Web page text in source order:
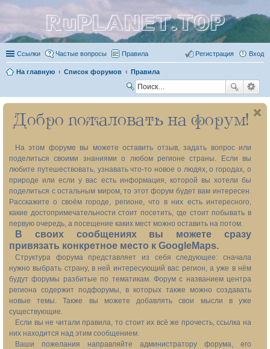
RuPLANET.TOP
Ссылки Частые вопросы Правила Вход
Регистрация
На главную Список форумов Правила
ск
Добро пожаловать на форум!
На этом форуме вы можете оставить отзыв, задать вопрос или
поделиться своими знаниями о любом регионе страны. Если вы
любите путешествовать, узнавать что-то новое о людях, о городах, о
природе или если у вас есть информация, которой вы хотели бы
поделиться с остальным миром, то этот форум будет вам интересен.
Расскажите о своём городе, регионе, что в них есть интересного,
какие достопримечательности стоит посетить, где стоит побывать в
первую очередь, а посещение каких мест можно оставить на потом.
В своих сообщениях вы можете сразу
привязать конкретное место к GoogleMaps.
Структура форума представляет из себя следующее: сначала
нужно выбрать страну, в ней интересующий вас регион, а уже в нём
будут форумы разбитые по тематикам. Форум с названием центра
региона содержит подфорумы, в которых также можно создавать
новые темы. Также вы можете добавлять свои мысли в уже
существующие.
Если вы не читали правила, то стоит их всё же прочесть, ссылка на
них находится над этим сообщением.
Ваши пожелания направляйте администратору форума, его